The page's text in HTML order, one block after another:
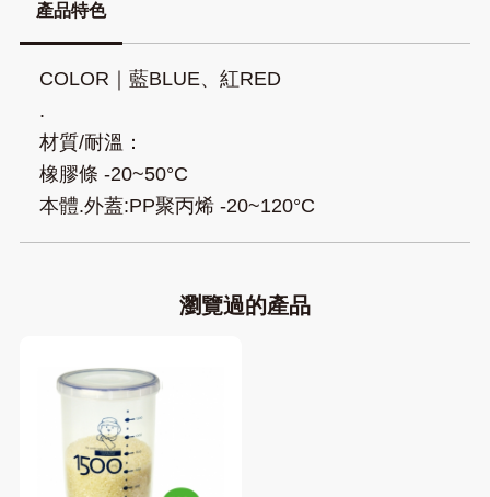
產品特色
COLOR｜藍BLUE、紅RED
.
材質/耐溫：
橡膠條 -20~50°C
​​​​​​​本體.外蓋:PP聚丙烯 -20~120°C
瀏覽過的產品